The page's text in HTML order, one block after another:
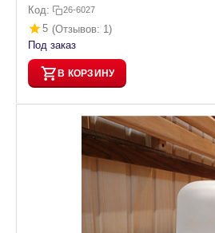
Код: 26-6027
5 (Отзывов: 1)
Под заказ
В КОРЗИНУ